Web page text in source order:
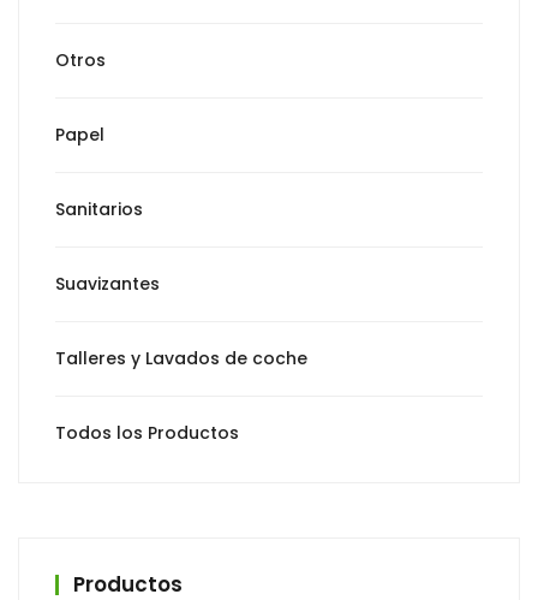
Otros
Papel
Sanitarios
Suavizantes
Talleres y Lavados de coche
Todos los Productos
Productos